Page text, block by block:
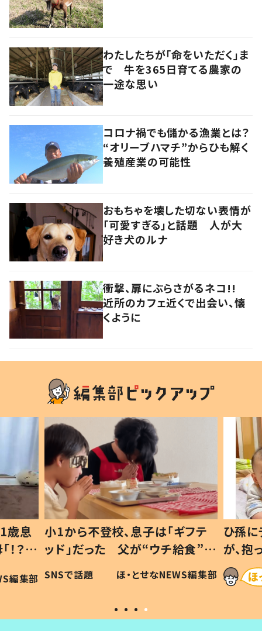
わたしたちが「命をいただく」ま
で 牛を365日育てる農家の
一途な思い
コロナ禍でも儲かる漁業とは？
“オリーブハマチ”からひも解く
養殖産業の可能性
おもちゃを壊した切ない表情が
「可愛すぎる」と話題 人が大
好き犬のルナ
衝撃、扉にぶらさがるネコ!!
近所のカフェ近くで出会い、懐
くように
歳息
？」
編集部
小1から不登校、息子は「ギフテ
ッド」だった 父が“ウチ給食”を
作り続ける理由とは #令和の親
#令和の子
SNSで話題 ほ・とせなNEWS編集部
ひ孫
が、
「涙が
い」